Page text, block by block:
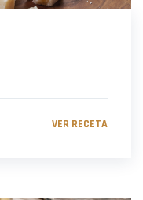
VER RECETA